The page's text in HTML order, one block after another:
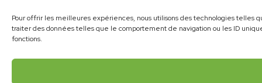
Pour offrir les meilleures expériences, nous utilisons des technologies telles
traiter des données telles que le comportement de navigation ou les ID
fonctions.